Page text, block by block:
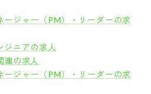
ージャー（PM）・リーダーの求
ジニアの求人
連の求人
ージャー（PM）・リーダーの求